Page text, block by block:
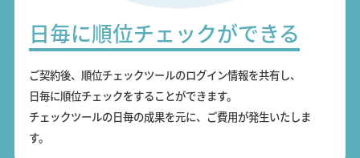
日毎に順位チェックができる
ご契約後、順位チェックツールのログイン情報を共有し、
日毎に順位チェックをすることができます。
チェックツールの日毎の成果を元に、ご費用が発生いたしま
す。